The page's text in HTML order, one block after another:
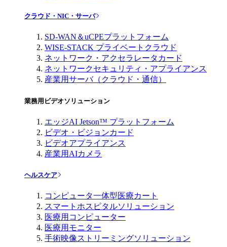
クラウド・NIC・サーバ
SD-WAN＆uCPEプラットフォーム
WISE-STACK プライベートクラウド
ネットワーク・アクセラレータカード
ネットワークセキュリティ・アプライアンス
産業用サーバ（クラウド・通信）
業務用ビデオソリューション
エッジAI Jetson™ プラットフォーム
ビデオ・ビジョンカード
ビデオアプライアンス
産業用AIカメラ
ヘルスケア
コンピュータ一体型医療カート
スマートホスピタルソリューション
医療用コンピューター
医療用モニター
手術映像ストリーミングソリューション